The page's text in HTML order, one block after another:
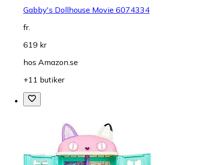
Gabby's Dollhouse Movie 6074334
fr.
619 kr
hos Amazon.se
+11 butiker